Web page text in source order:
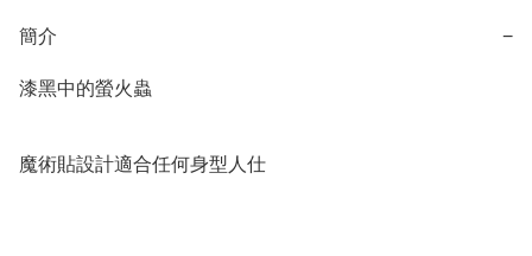
簡介 −
漆黑中的螢火蟲
魔術貼設計適合任何身型人仕